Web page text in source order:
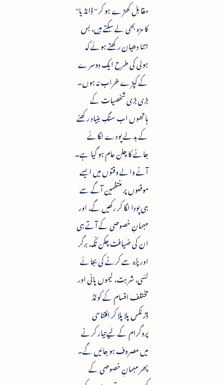
مقابل کھڑے ہو کر " ڈانڈیا"
کا مزہ بھی لے سکتے ہیں، بس
اتنا دھیان رکھتے ہوئے کہ
ہولی کی طرح ایک دوسرے
کے کپڑے خراب نہ ہوں۔
بڑی بڑی شخصیات کے
ہاتھوں اب سنگِ بنیاد رکھنے
کے بدلے پودے لگائے
جانے کا چلن عام ہو گیا ہے۔
آنے والے وقتوں میں ایسے
موقعوں پر منتظمین آگے سے
ہی پودا لگا کر رکھیں گے، اور
مہمانِ خصوصی کے آتے ہی
ان کی ضیافت چکن تکّہ، برگر
اور پزّہ سے کرنے کی بجائے
لسّی، شربت، لیموں پانی اور
مختلف اقسام کے کولڈ
ڈڑنکس پلا پلا کر افتتاحی
پروگرام کے لیے تیار کرنے
میں مصروف ہو جائیں گے۔
پھر مہمانِ خصوصی کے